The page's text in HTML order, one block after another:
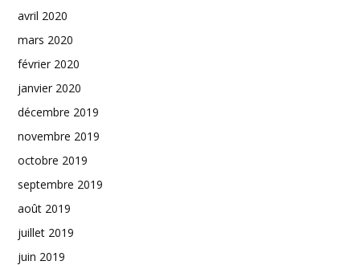
avril 2020
mars 2020
février 2020
janvier 2020
décembre 2019
novembre 2019
octobre 2019
septembre 2019
août 2019
juillet 2019
juin 2019